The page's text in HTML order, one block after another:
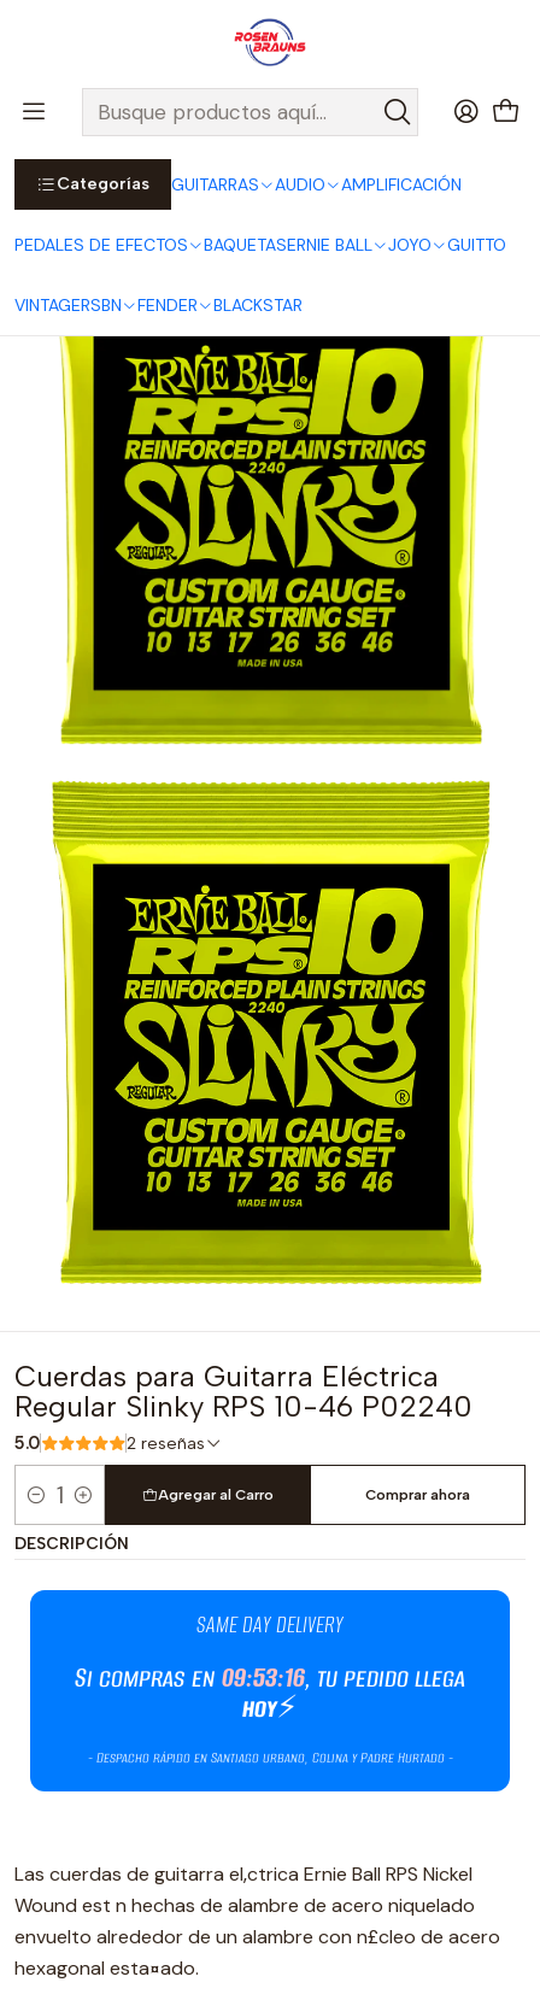
Categorías GUITARRAS AUDIO AMPLIFICACIÓN
PEDALES DE EFECTOS BAQUETASERNIE BALL JOYO GUITTO
VINTAGERSBN FENDER BLACKSTAR
Por compras sobre $25.000 en Santiago urbano, Colina o
Padre Hurtado, incluimos el despacho!
Ver Detalles
Inicio ERNIE BALL
CUERDAS ERNIE BALL
Cuerdas Eléctricas ERNIE BALL
RPS Series
Cuerdas para Guitarra Eléctrica
Regular Slinky RPS 10-46 P02240
5.0 2 reseñas
Cantidad
Agregar al Carro Comprar ahora
DESCRIPCIÓN
Las cuerdas de guitarra el‚ctrica Ernie Ball RPS Nickel
Wound est n hechas de alambre de acero niquelado
envuelto alrededor de un alambre con n£cleo de acero
hexagonal esta¤ado.